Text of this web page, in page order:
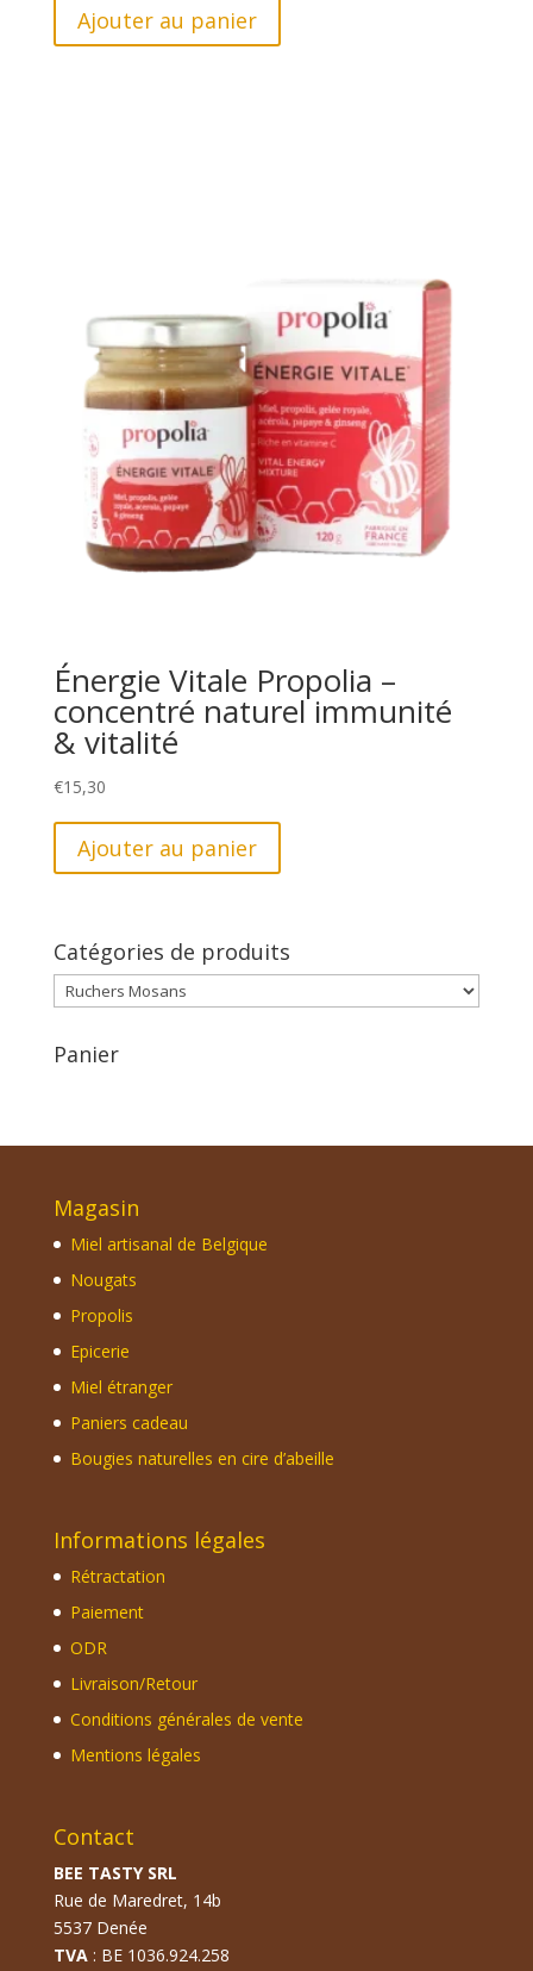
Ajouter au panier
Énergie Vitale Propolia –
concentré naturel immunité
& vitalité
€15,30
Ajouter au panier
Catégories de produits
Panier
Magasin
Miel artisanal de Belgique
Nougats
Propolis
Epicerie
Miel étranger
Paniers cadeau
Bougies naturelles en cire d’abeille
Informations légales
Rétractation
Paiement
ODR
Livraison/Retour
Conditions générales de vente
Mentions légales
Contact
BEE TASTY SRL
Rue de Maredret, 14b
5537 Denée
TVA: BE 1036.924.258